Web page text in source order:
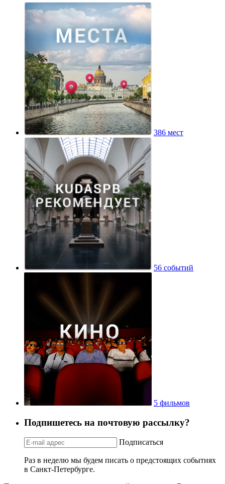
386 мест
56 событий
5 фильмов
Подпишетесь на почтовую рассылку?
Подписаться
Раз в неделю мы будем писать о предстоящих событиях
в Санкт-Петербурге.